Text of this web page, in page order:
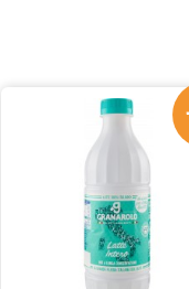
B.
interessanti, veloci e